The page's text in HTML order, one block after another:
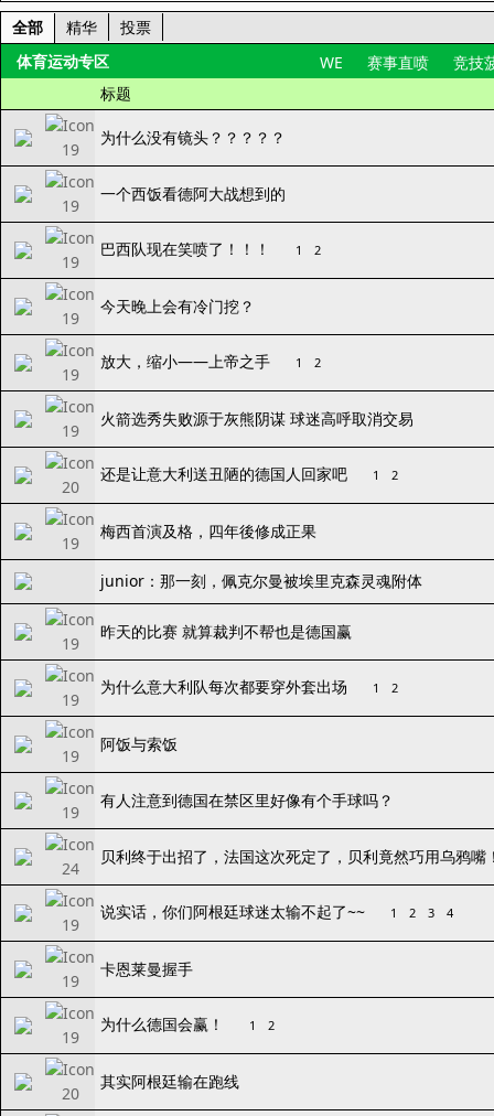
全部
精华
投票
WE
赛事直喷 竞技
体育运动专区
标题
为什么没有镜头？？？？？
一个西饭看德阿大战想到的
巴西队现在笑喷了！！！ 1 2
今天晚上会有冷门挖？
放大，缩小——上帝之手 1 2
火箭选秀失败源于灰熊阴谋 球迷高呼取消交易
还是让意大利送丑陋的德国人回家吧 1 2
梅西首演及格，四年後修成正果
junior：那一刻，佩克尔曼被埃里克森灵魂附体
昨天的比赛 就算裁判不帮也是德国赢
为什么意大利队每次都要穿外套出场 1 2
阿饭与索饭
有人注意到德国在禁区里好像有个手球吗？
贝利终于出招了，法国这次死定了，贝利竟然巧用乌鸦嘴
说实话，你们阿根廷球迷太输不起了~~ 1 2 3 4
卡恩莱曼握手
为什么德国会赢！ 1 2
其实阿根廷输在跑线